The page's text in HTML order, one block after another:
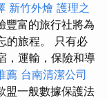
新竹外燴 護理之
豐富的旅行社將為
的旅程。 只有必
，運輸，保險和導
薦 台南清潔公司
盟一般數據保護法